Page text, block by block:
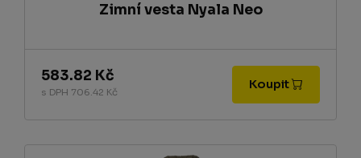
Zimní vesta Nyala Neo
583.82 Kč
s DPH 706.42 Kč
Koupit